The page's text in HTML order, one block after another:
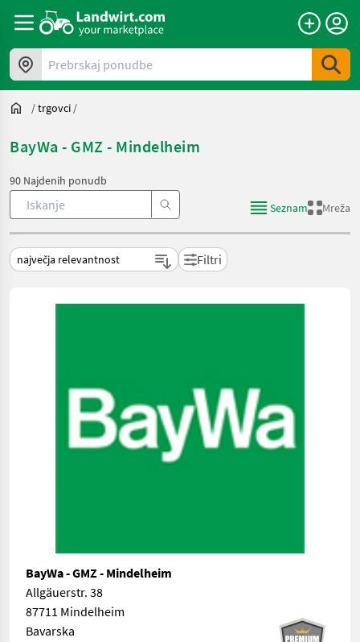
Prebrskaj ponudbe
/trgovci /
BayWa - GMZ - Mindelheim
90 Najdenih ponudb
Seznam
Mreža
Filtri
BayWa - GMZ - Mindelheim
Allgäuerstr. 38
87711 Mindelheim
Bavarska